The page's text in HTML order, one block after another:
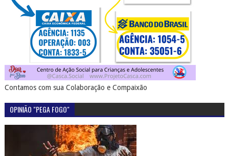
Contamos com sua Colaboração e Compaixão
OPINIÃO "PEGA FOGO"